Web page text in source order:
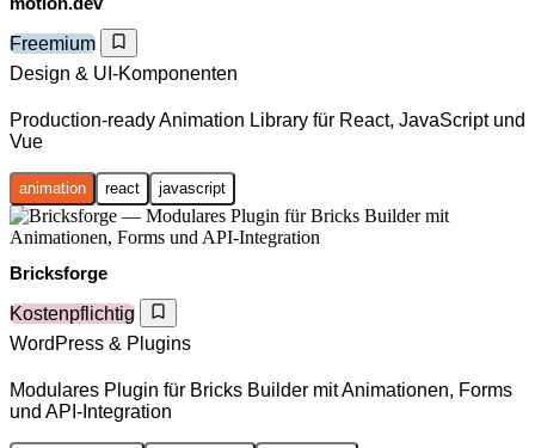
Freemium
Design & UI-Komponenten
Production-ready Animation Library für React, JavaScript und
Vue
animation react javascript
Bricksforge
Kostenpflichtig
WordPress & Plugins
Modulares Plugin für Bricks Builder mit Animationen, Forms
und API-Integration